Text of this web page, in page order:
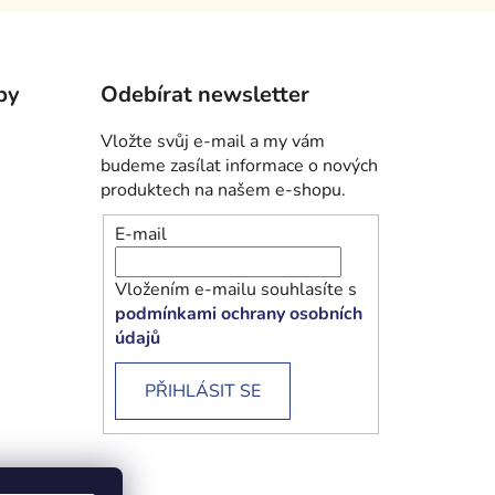
Odebírat newsletter
Vložte svůj e-mail a my vám
budeme zasílat informace o nových
produktech na našem e-shopu.
E-mail
Vložením e-mailu souhlasíte s
podmínkami ochrany osobních
údajů
PŘIHLÁSIT SE